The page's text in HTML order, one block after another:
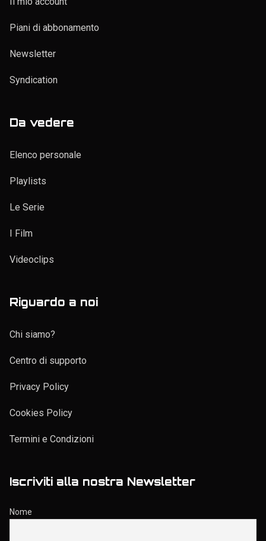
Piani di abbonamento
Newsletter
Syndication
Da vedere
Elenco personale
Playlists
Le Serie
I Film
Videoclips
Riguardo a noi
Chi siamo?
Centro di supporto
Privacy Policy
Cookies Policy
Termini e Condizioni
Iscriviti alla nostra Newsletter
Nome